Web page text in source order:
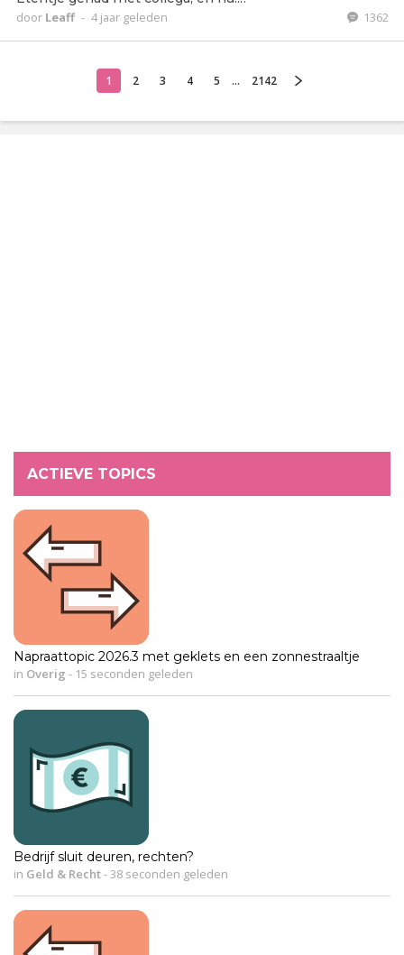
door Leaff - 4 jaar geleden 1362
1 2 3 4 5 ... 2142
ACTIEVE TOPICS
Napraattopic 2026.3 met geklets en een zonnestraaltje
in Overig - 15 seconden geleden
Bedrijf sluit deuren, rechten?
in Geld & Recht- 38 seconden geleden